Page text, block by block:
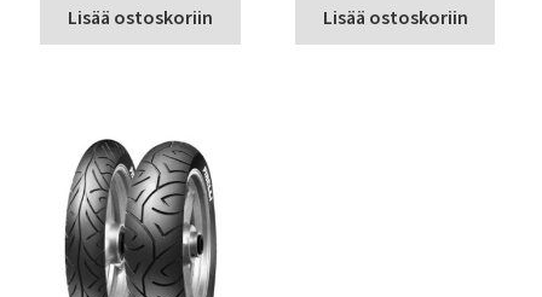
Lisää ostoskoriin Lisää ostoskoriin